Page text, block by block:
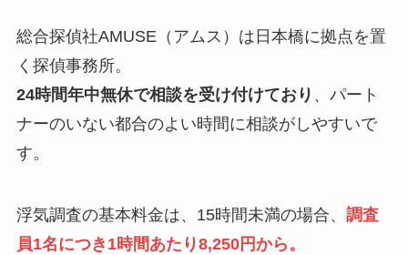
総合探偵社AMUSE（アムス）は日本橋に拠点を置
く探偵事務所。
24時間年中無休で相談を受け付けており 、パート
ナーのいない都合のよい時間に相談がしやすいで
す。
浮気調査の基本料金は、15時間未満の場合、 調査
員1名につき1時間あたり8,250円から。